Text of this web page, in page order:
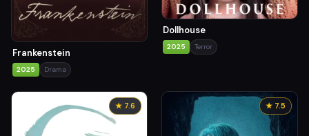
Frankenstein
2025 Drama
Dollhouse
2025 Terror
★ 7.6 ★ 7.5